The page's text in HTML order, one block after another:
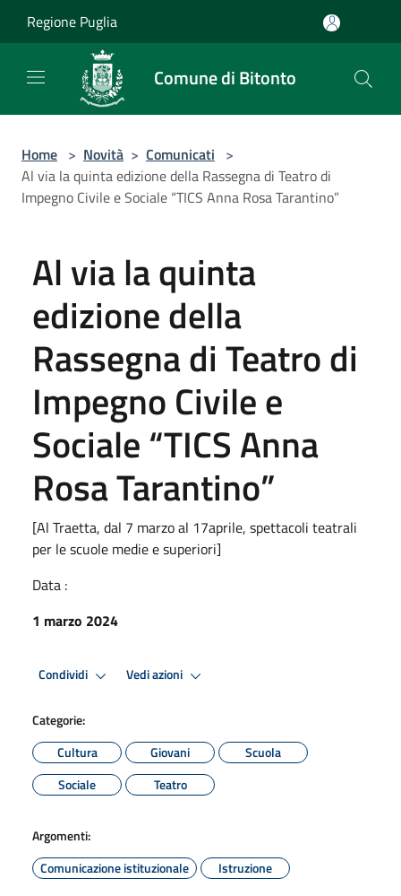
Regione Puglia
Comune di Bitonto
Home > Novità > Comunicati >
Al via la quinta edizione della Rassegna di Teatro di
Impegno Civile e Sociale “TICS Anna Rosa Tarantino”
Al via la quinta
edizione della
Rassegna di Teatro di
Impegno Civile e
Sociale “TICS Anna
Rosa Tarantino”
[Al Traetta, dal 7 marzo al 17aprile, spettacoli teatrali
per le scuole medie e superiori]
Data :
1 marzo 2024
Condividi Vedi azioni
Categorie:
Cultura
Giovani
Scuola
Sociale
Teatro
Argomenti:
Comunicazione istituzionale
Istruzione